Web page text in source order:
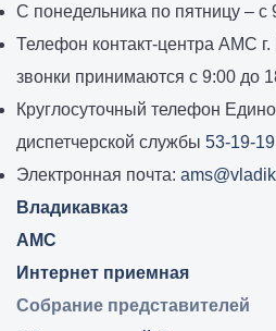
График
работы
администрации
местного
самоуправления
города
Владикавказ:
С понедельника по пятницу – с
Телефон контакт-центра АМС г.
звонки принимаются с 9:00 до
Круглосуточный телефон
диспетчерской службы 53-19-19
Электронная почта:
Владикавказ
АМС
Интернет приемная
Собрание представителей